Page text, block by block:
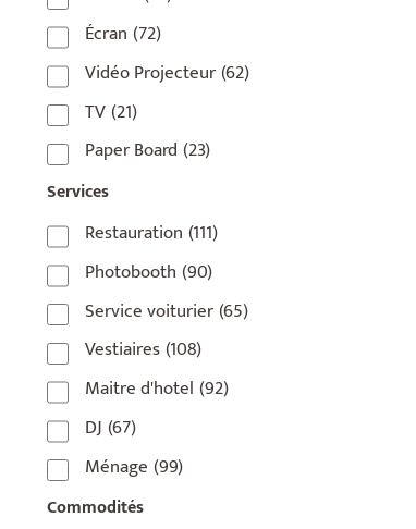
75010 (9)
75011 (17)
75012(8)
75013 (2)
75014
75015(3)
75016(14)
75017(2)
75018 (7)
75019 (4)
75020
92110(1)
92800(1)
Écran (72)
Vidéo Projecteur(62)
TV(21)
Paper Board (23)
Services
Restauration (111)
Photobooth (90)
Service voiturier(65)
Vestiaires(108)
Maitre d'hotel (92)
DJ (67)
Ménage (99)
Commodités